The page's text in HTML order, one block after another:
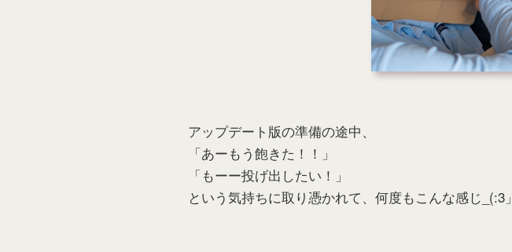
アップデート版の準備の途中、
「あーもう飽きた！！」
「もーー投げ出したい！」
という気持ちに取り憑かれて、何度もこんな感じ_(:3